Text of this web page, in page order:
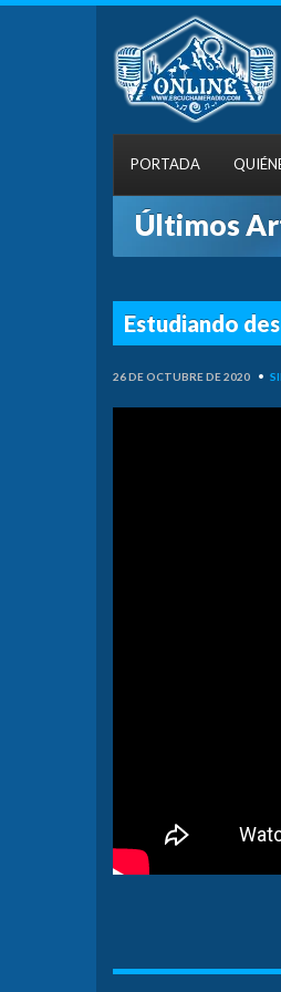
PORTADA
Últimos
Estudiando
26 DE OCTUBRE DE 2020 •